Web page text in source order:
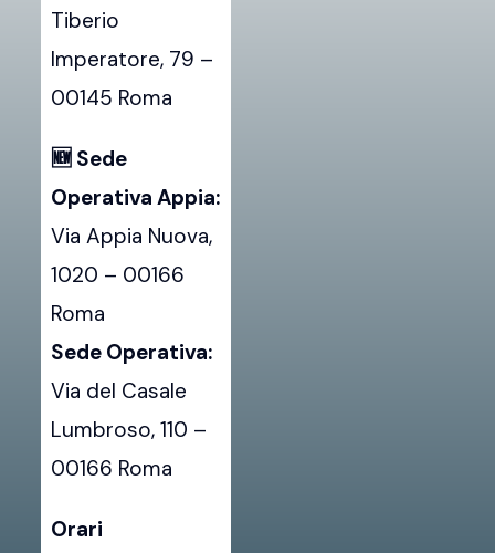
Tiberio
Imperatore, 79 –
00145 Roma
🆕 Sede
Operativa Appia:
Via Appia Nuova,
1020 – 00166
Roma
Sede Operativa:
Via del Casale
Lumbroso, 110 –
00166 Roma
Orari